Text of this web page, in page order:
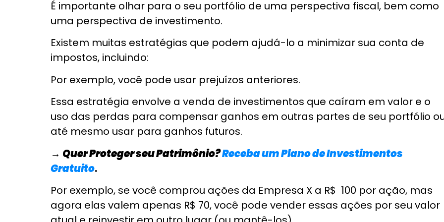
no Consultor Jurídico.
correndo?
retorcido, e disse uma coisa que eu
Compliance Política de Privacidade e Segurança
AVISO LEGAL E INFORMAÇÕES REGULATÓRIAS
As informações, conteúdos, análises e relatórios disponibilizados pela GUIAINVEST são elaborados com base em dados
elaboração. Embora sejam adotados procedimentos razoáveis de verificação, a GUIAINVEST não garante sua exatidão,
Os conteúdos de caráter geral possuem finalidade informativa, educacional ou analítica e não constituem oferta pública,
mobiliários regularmente contratados.
A GUIAINVEST não é instituição financeira nem corretora de títulos e valores mobiliários e, portanto, não realiza custódia
liquidação de operações ou movimentação de recursos em nome de clientes.